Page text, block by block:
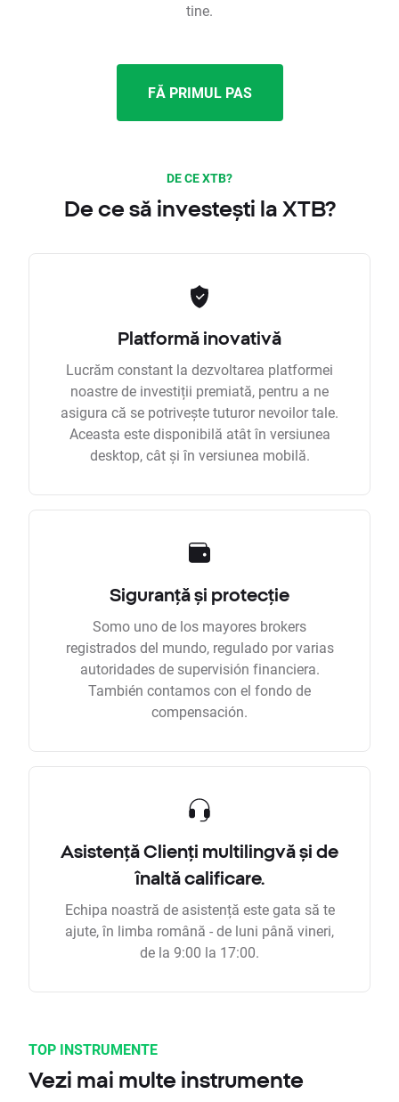
tine.
FĂ PRIMUL PAS
DE CE XTB?
De ce să investești la XTB?
Platformă inovativă
Lucrăm constant la dezvoltarea platformei
noastre de investiții premiată, pentru a ne
asigura că se potrivește tuturor nevoilor tale.
Aceasta este disponibilă atât în versiunea
desktop, cât și în versiunea mobilă.
Siguranță și protecție
Somo uno de los mayores brokers
registrados del mundo, regulado por varias
autoridades de supervisión financiera.
También contamos con el fondo de
compensación.
Asistență Clienți multilingvă și de
înaltă calificare.
Echipa noastră de asistență este gata să te
ajute, în limba română - de luni până vineri,
de la 9:00 la 17:00.
TOP INSTRUMENTE
Vezi mai multe instrumente